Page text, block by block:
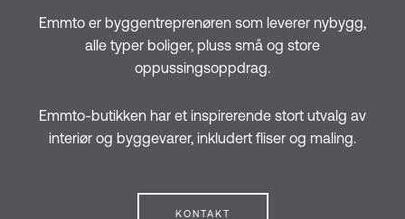
Emmto er byggentreprenøren som leverer nybygg,
alle typer boliger, pluss små og store
oppussingsoppdrag.
Emmto-butikken har et inspirerende stort utvalg av
interiør og byggevarer, inkludert fliser og maling.
KONTAKT